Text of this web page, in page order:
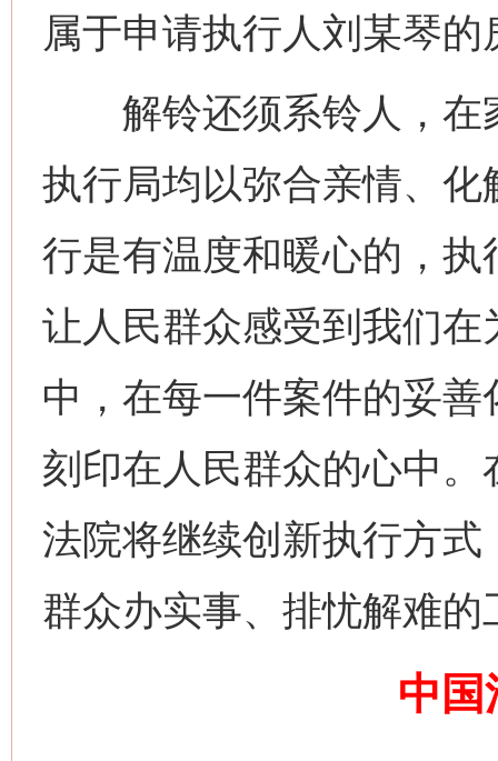
属于申请执行人刘某琴的
解铃还须系铃人，在
执行局均以弥合亲情、
行是有温度和暖心的，
让人民群众感受到我们
中，在每一件案件的妥
刻印在人民群众的心中
法院将继续创新执行方
群众办实事、排忧解难的
中国